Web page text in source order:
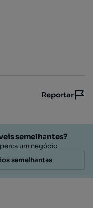
Reportar
semelhantes?
um negócio
semelhantes